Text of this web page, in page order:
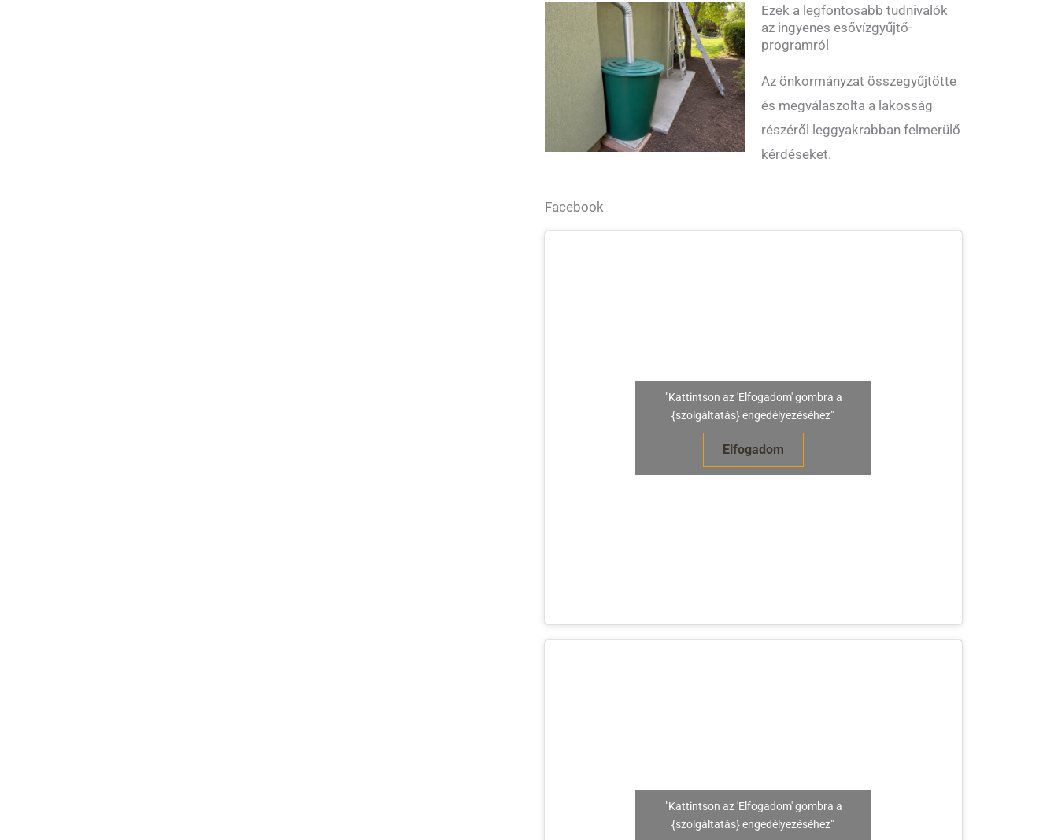
Ezek a legfontosabb tudnivalók
az ingyenes esővízgyűjtő-
programról
Az önkormányzat összegyűjtötte
és megválaszolta a lakosság
részéről leggyakrabban felmerülő
kérdéseket.
Facebook
"Kattintson az 'Elfogadom' gombra a
{szolgáltatás} engedélyezéséhez"
Elfogadom
"Kattintson az 'Elfogadom' gombra a
{szolgáltatás} engedélyezéséhez"